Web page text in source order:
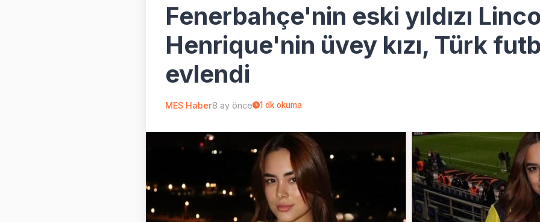
Fenerbahçe'nin eski yıldızı
Henrique'nin üvey kızı, Türk
evlendi
MES Haber8 ay önce 1 dk okuma